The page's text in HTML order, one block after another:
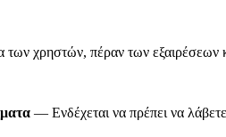
χρηστών, πέραν των εξαιρέσεων
— Ενδέχεται να πρέπει να